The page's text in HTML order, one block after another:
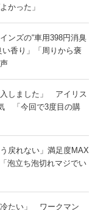
かった」
ンズの“車用398円消臭
香り」「周りから褒
入しました」 アイリス
「今回で3度目の購
戻れない」満足度MAX
泡立ち泡切れマジでい
冷たい」 ワークマン